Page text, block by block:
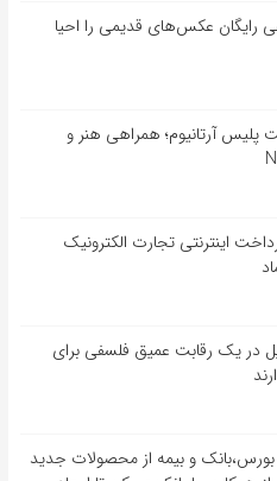
رایگان عکس‌های قدیمی را احیا
پلیس آرتانیوم؛ همراهی هنر و
اینترنتی تجارت الکترونیک
در یک رقابت عمیق فلسفی برای
بورس،بانک و بیمه از محصولات جدید